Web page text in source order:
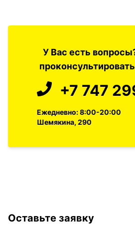
У Вас есть
+7 747
Ежедневно: 8:00-20:00
Шемякина, 290
Оставьте заявку